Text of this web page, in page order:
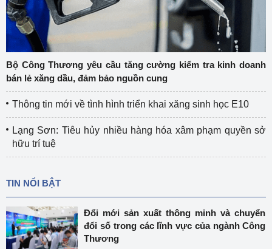
Bộ Công Thương yêu cầu tăng cường kiểm tra kinh doanh
bán lẻ xăng dầu, đảm bảo nguồn cung
Thông tin mới về tình hình triển khai xăng sinh học E10
Lạng Sơn: Tiêu hủy nhiều hàng hóa xâm phạm quyền sở
hữu trí tuệ
TIN NỔI BẬT
Đổi mới sản xuất thông minh và chuyển
đổi số trong các lĩnh vực của ngành Công
Thương